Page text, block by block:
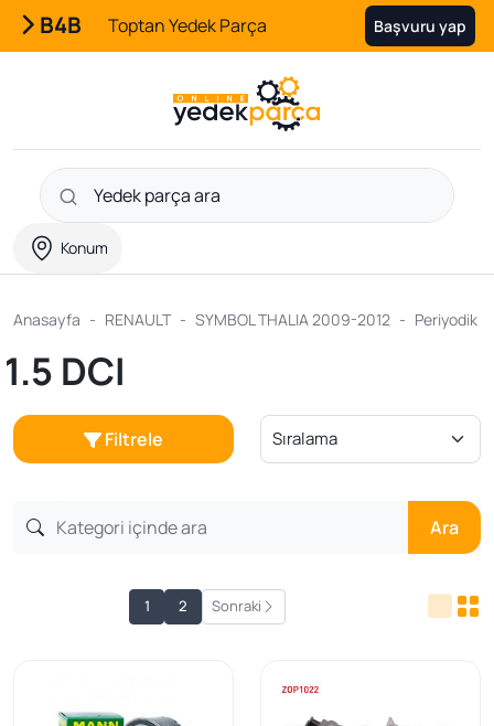
B4B Toptan Yedek Parça Başvuru yap
Konum
Anasayfa RENAULT SYMBOL THALIA 2009-2012 Periyodik
1.5 DCI
Filtrele
Ara
1 2 Sonraki